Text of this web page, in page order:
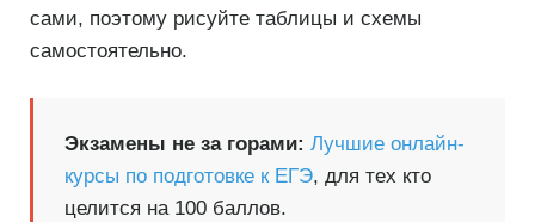
сами, поэтому рисуйте таблицы и схемы
самостоятельно.
Экзамены не за горами: Лучшие онлайн-
курсы по подготовке к ЕГЭ, для тех кто
целится на 100 баллов.